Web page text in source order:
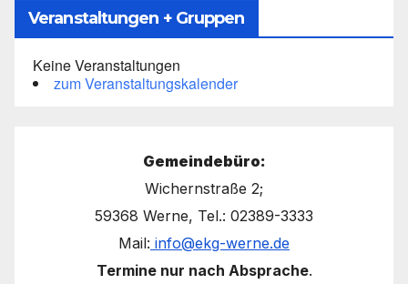
Veranstaltungen + Gruppen
Keine Veranstaltungen
zum Veranstaltungskalender
Gemeindebüro:
Wichernstraße 2;
59368 Werne, Tel.: 02389-3333
Mail: info@ekg-werne.de
Termine nur nach Absprache.